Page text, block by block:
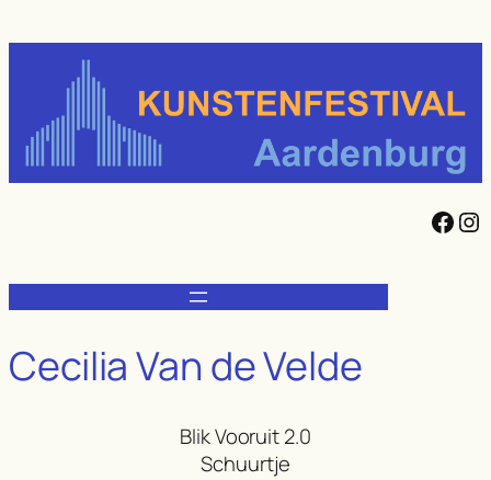
naar
Facebook Instagram
Cecilia Van de Velde
Blik Vooruit 2.0
Schuurtje